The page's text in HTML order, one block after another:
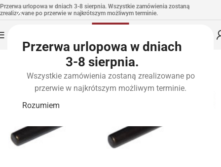
Przerwa urlopowa w dniach
3-8 sierpnia.
Wszystkie zamówienia zostaną zrealizowane po
przerwie w najkrótszym możliwym terminie.
Rozumiem
Przerwa urlopowa w dniach 3-8 sierpnia. Wszystkie zamówienia zostaną
zrealizowane po przerwie w najkrótszym możliwym terminie.